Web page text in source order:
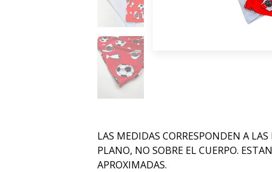
LAS MEDIDAS CORRESPONDEN A
PLANO, NO SOBRE EL CUERPO.
APROXIMADAS.